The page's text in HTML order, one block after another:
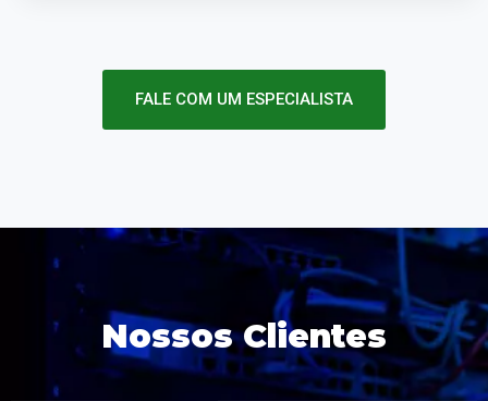
FALE COM UM ESPECIALISTA
Nossos Clientes